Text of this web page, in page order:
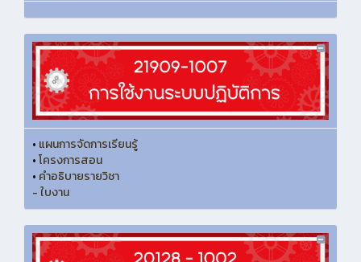
• แผนการจัดการเรียนรู้
•โครงการสอน
• คำอธิบายรายวิชา
- ใบงาน